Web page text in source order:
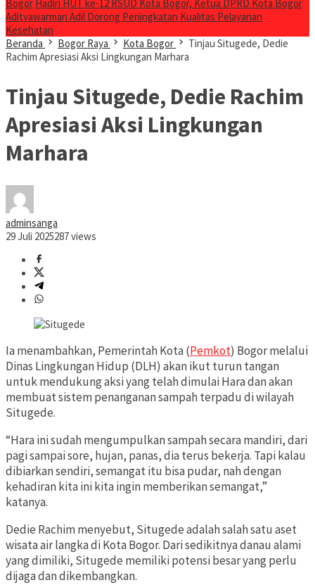
Bogor Hadiri HUT ke-12 RSUD Kota Bogor, Ketua DPRD Kota Bogor
Adityawarman Adil Dorong Peningkatan Kualitas Pelayanan
Kesehatan
Beranda
Bogor Raya Kota Bogor
Tinjau Situgede, Dedie
Rachim Apresiasi Aksi Lingkungan Marhara
Tinjau Situgede, Dedie Rachim
Apresiasi Aksi Lingkungan
Marhara
adminsanga
29 Juli 2025287 views
Ia menambahkan, Pemerintah Kota (Pemkot) Bogor melalui
Dinas Lingkungan Hidup (DLH) akan ikut turun tangan
untuk mendukung aksi yang telah dimulai Hara dan akan
membuat sistem penanganan sampah terpadu di wilayah
Situgede.
“Hara ini sudah mengumpulkan sampah secara mandiri, dari
pagi sampai sore, hujan, panas, dia terus bekerja. Tapi kalau
dibiarkan sendiri, semangat itu bisa pudar, nah dengan
kehadiran kita ini kita ingin memberikan semangat,”
katanya.
Dedie Rachim menyebut, Situgede adalah salah satu aset
wisata air langka di Kota Bogor. Dari sedikitnya danau alami
yang dimiliki, Situgede memiliki potensi besar yang perlu
dijaga dan dikembangkan.